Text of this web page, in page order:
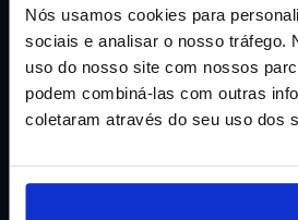
Nós usamos cookies para
sociais e analisar o nosso tráfego.
uso do nosso site com nossos
podem combiná-las com outras
coletaram através do seu uso dos
AGENDE SUA